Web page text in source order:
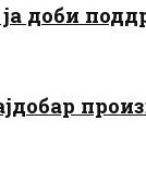
доби